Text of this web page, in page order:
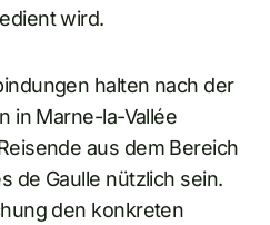
wird.
halten nach der
in Marne-la-Vallée
aus dem Bereich
de Gaulle nützlich sein.
den konkreten